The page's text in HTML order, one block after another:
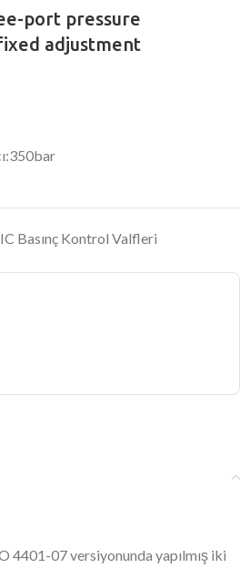
port pressure
adjustment
Basınç Kontrol Valfleri
4401-07 versiyonunda yapılmış iki